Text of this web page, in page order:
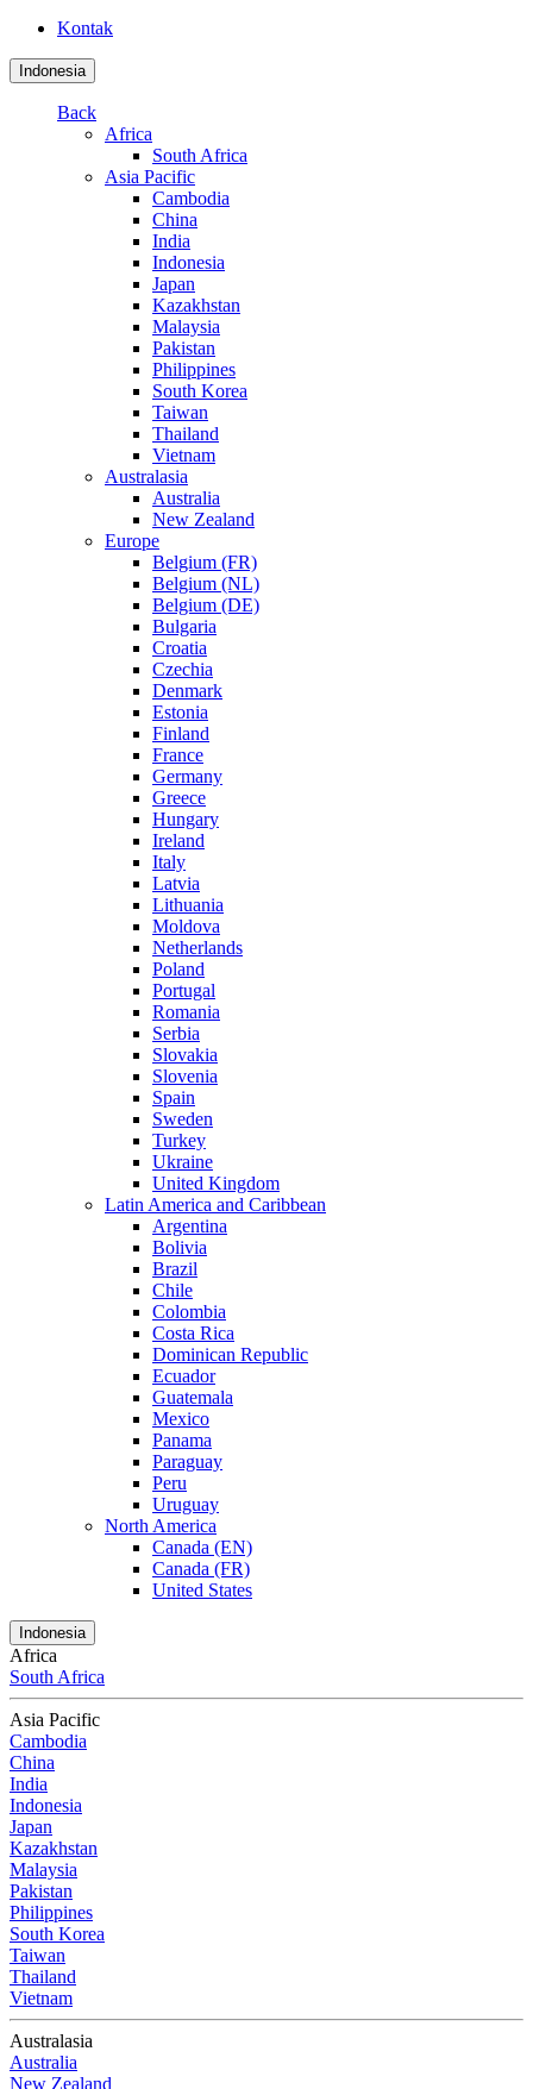
Kontak
Indonesia
Back
Africa
South Africa
Asia Pacific
Cambodia
China
India
Indonesia
Japan
Kazakhstan
Malaysia
Pakistan
Philippines
South Korea
Taiwan
Thailand
Vietnam
Australasia
Australia
New Zealand
Europe
Belgium (FR)
Belgium (NL)
Belgium (DE)
Bulgaria
Croatia
Czechia
Denmark
Estonia
Finland
France
Germany
Greece
Hungary
Ireland
Italy
Latvia
Lithuania
Moldova
Netherlands
Poland
Portugal
Romania
Serbia
Slovakia
Slovenia
Spain
Sweden
Turkey
Ukraine
United Kingdom
Latin America and Caribbean
Argentina
Bolivia
Brazil
Chile
Colombia
Costa Rica
Dominican Republic
Ecuador
Guatemala
Mexico
Panama
Paraguay
Peru
Uruguay
North America
Canada (EN)
Canada (FR)
United States
Indonesia
Africa
South Africa
Asia Pacific
Cambodia
China
India
Indonesia
Japan
Kazakhstan
Malaysia
Pakistan
Philippines
South Korea
Taiwan
Thailand
Vietnam
Australasia
Australia
New Zealand